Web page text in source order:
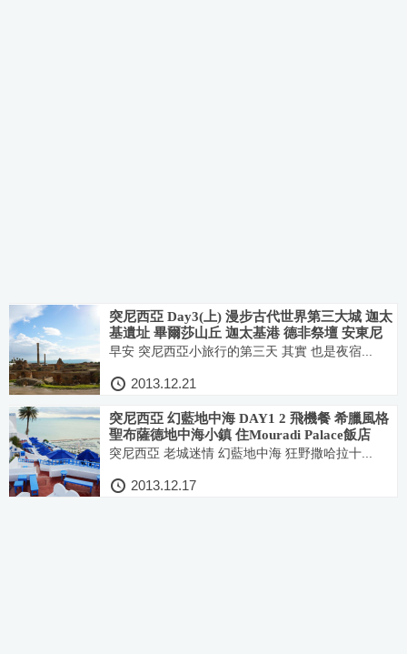
突尼西亞 Day3(上) 漫步古代世界第三大城 迦太
基遺址 畢爾莎山丘 迦太基港 德非祭壇 安東尼
羅馬浴場
早安 突尼西亞小旅行的第三天 其實 也是夜宿...
2013.12.21
突尼西亞 幻藍地中海 DAY1 2 飛機餐 希臘風格
聖布薩德地中海小鎮 住Mouradi Palace飯店
突尼西亞 老城迷情 幻藍地中海 狂野撒哈拉十...
2013.12.17